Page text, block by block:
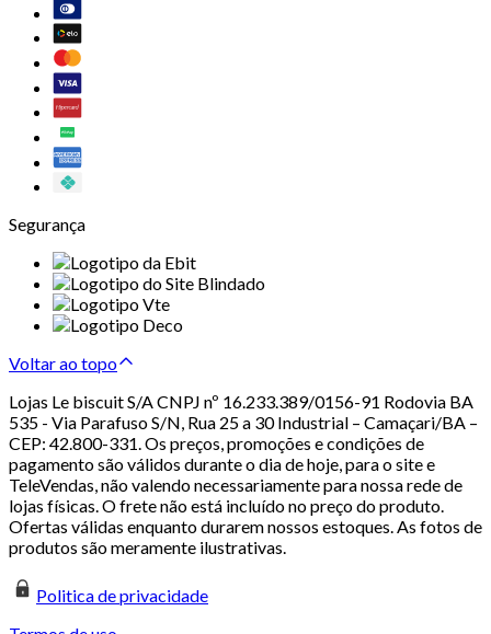
Segurança
Voltar ao topo
Lojas Le biscuit S/A CNPJ nº 16.233.389/0156-91 Rodovia BA
535 - Via Parafuso S/N, Rua 25 a 30 Industrial – Camaçari/BA –
CEP: 42.800-331. Os preços, promoções e condições de
pagamento são válidos durante o dia de hoje, para o site e
TeleVendas, não valendo necessariamente para nossa rede de
lojas físicas. O frete não está incluído no preço do produto.
Ofertas válidas enquanto durarem nossos estoques. As fotos de
produtos são meramente ilustrativas.
Politica de privacidade